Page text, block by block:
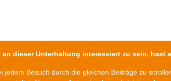
an dieser Unterhaltung interessiert zu sein, hast
jedem Besuch durch die gleichen Beiträge zu